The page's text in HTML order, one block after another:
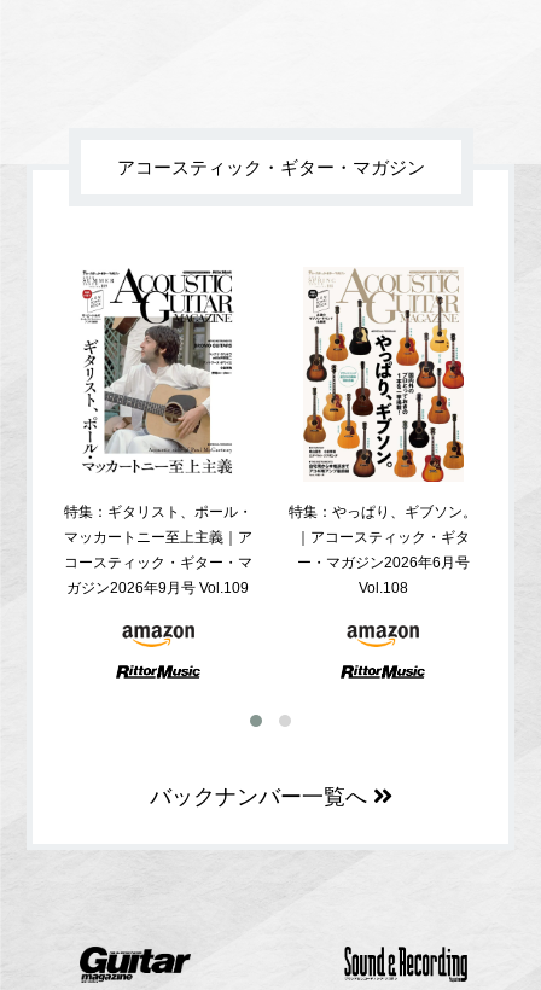
アコースティック・ギター・マガジン
特集：ギタリスト、ポール・
マッカートニー至上主義｜ア
コースティック・ギター・マ
ガジン2026年9月号 Vol.109
特集：やっぱり、ギブソン。
｜アコースティック・ギタ
ー・マガジン2026年6月号
Vol.108
バックナンバー一覧へ